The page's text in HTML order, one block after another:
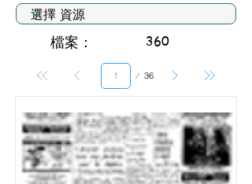
檔案： 360
36